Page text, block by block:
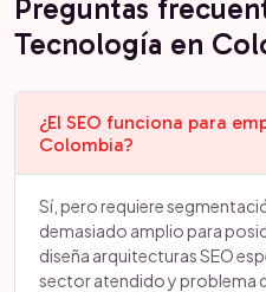
Preguntas
Tecnología en
¿El SEO funciona para
Colombia?
Sí, pero requiere
demasiado amplio para
diseña arquitecturas SEO
sector atendido y problema